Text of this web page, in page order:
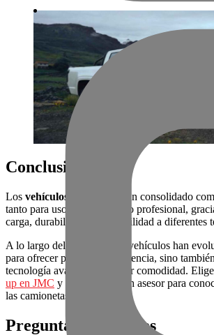
Conclusión
Los vehículos pick up
se han consolidado
tanto para uso personal como profesional,
carga, durabilidad y adaptabilidad a diferentes
A lo largo del tiempo, estos vehículos han
para ofrecer potencia y resistencia, sino
tecnología avanzada y mayor comodidad.
up en JMC y contacta con un asesor para
las camionetas.
Preguntas frecuentes